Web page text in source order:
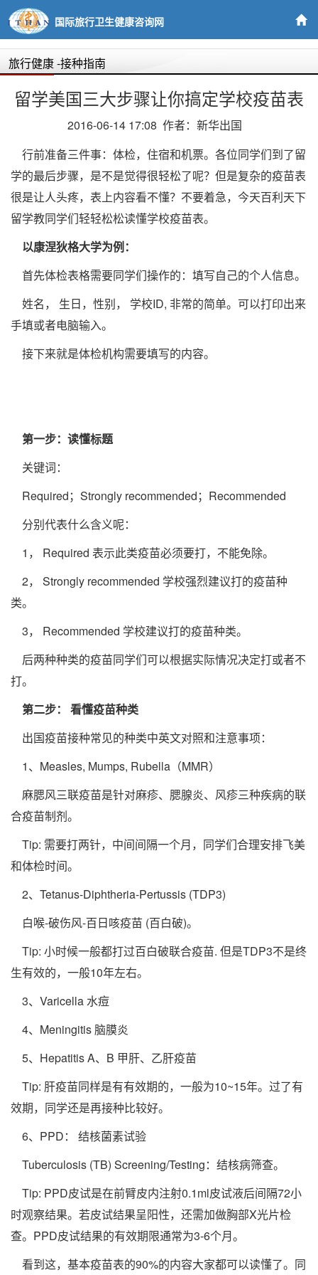
国际旅行卫生健康咨询网
旅行健康-接种指南
留学美国三大步骤让你搞定学校疫苗表
2016-06-14 17:08 作者：新华出国
行前准备三件事：体检，住宿和机票。各位同学们到了留
学的最后步骤，是不是觉得很轻松了呢？但是复杂的疫苗表
很是让人头疼，表上内容看不懂？不要着急，今天百利天下
留学教同学们轻轻松松读懂学校疫苗表。
以康涅狄格大学为例：
首先体检表格需要同学们操作的：填写自己的个人信息。
姓名， 生日，性别， 学校ID, 非常的简单。可以打印出来
手填或者电脑输入。
接下来就是体检机构需要填写的内容。
第一步：读懂标题
关键词：
Required；Strongly recommended；Recommended
分别代表什么含义呢：
1， Required 表示此类疫苗必须要打，不能免除。
2， Strongly recommended 学校强烈建议打的疫苗种
类。
3， Recommended 学校建议打的疫苗种类。
后两种种类的疫苗同学们可以根据实际情况决定打或者不
打。
第二步： 看懂疫苗种类
出国疫苗接种常见的种类中英文对照和注意事项：
1、Measles, Mumps, Rubella（MMR）
麻腮风三联疫苗是针对麻疹、腮腺炎、风疹三种疾病的联
合疫苗制剂。
Tip: 需要打两针，中间间隔一个月，同学们合理安排飞美
和体检时间。
2、Tetanus-Diphtheria-Pertussis (TDP3)
白喉-破伤风-百日咳疫苗 (百白破)。
Tip: 小时候一般都打过百白破联合疫苗. 但是TDP3不是终
生有效的，一般10年左右。
3、Varicella 水痘
4、Meningitis 脑膜炎
5、Hepatitis A、B 甲肝、乙肝疫苗
Tip: 肝疫苗同样是有有效期的，一般为10~15年。过了有
效期，同学还是再接种比较好。
6、PPD： 结核菌素试验
Tuberculosis (TB) Screening/Testing：结核病筛查。
Tip: PPD皮试是在前臂皮内注射0.1ml皮试液后间隔72小
时观察结果。若皮试结果呈阳性，还需加做胸部X光片检
查。PPD皮试结果的有效期限通常为3-6个月。
看到这，基本疫苗表的90%的内容大家都可以读懂了。同